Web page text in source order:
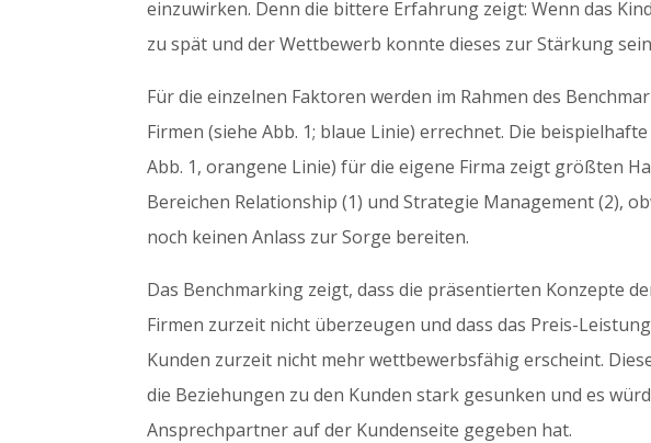
einzuwirken. Denn die bittere Erfahrung zeigt: Wenn das
zu spät und der Wettbewerb konnte dieses zur Stärkung
Für die einzelnen Faktoren werden im Rahmen des
Firmen (siehe Abb. 1; blaue Linie) errechnet. Die
Abb. 1, orangene Linie) für die eigene Firma zeigt größten
Bereichen Relationship (1) und Strategie Management (2),
noch keinen Anlass zur Sorge bereiten.
Das Benchmarking zeigt, dass die präsentierten Konzepte
Firmen zurzeit nicht überzeugen und dass das Preis-
Kunden zurzeit nicht mehr wettbewerbsfähig erscheint.
die Beziehungen zu den Kunden stark gesunken und es
Ansprechpartner auf der Kundenseite gegeben hat.